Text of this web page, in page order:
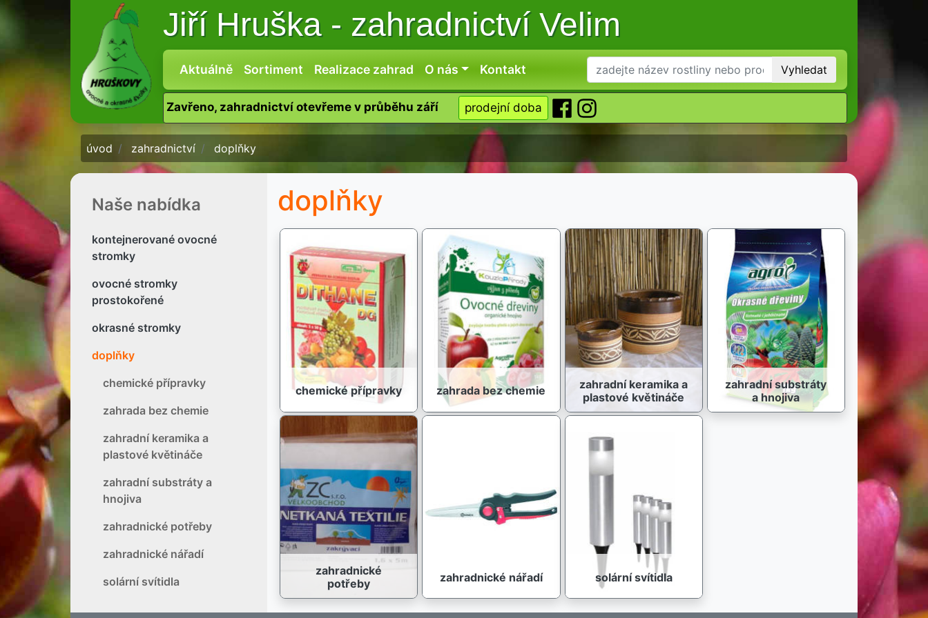
Jiří Hruška -zahradnictví Velim
Aktuálně Sortiment Realizace zahrad O nás Kontakt Vyhledat
Zavřeno, zahradnictví otevřeme v průběhu září prodejní doba
úvod zahradnictví doplňky
Naše nabídka
kontejnerované ovocné
stromky
ovocné stromky
prostokořené
okrasné stromky
doplňky
chemické přípravky
zahrada bez chemie
zahradní keramika a
plastové květináče
zahradní substráty a
hnojiva
zahradnické potřeby
zahradnické nářadí
solární svítidla
doplňky
chemické přípravky zahrada bez chemie
zahradní keramika a
plastové květináče
zahradní substráty
a hnojiva
zahradnické
potřeby
zahradnické nářadí solární svítidla